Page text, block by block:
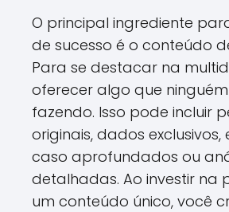
O principal ingrediente
de sucesso é o conteúdo
Para se destacar na
oferecer algo que
fazendo. Isso pode incluir
originais, dados exclusivos,
caso aprofundados ou
detalhadas. Ao investir na
um conteúdo único, você